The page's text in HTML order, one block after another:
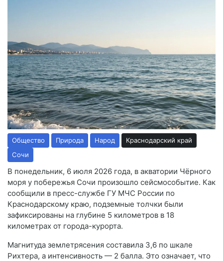
Общество Природа Народ
Краснодарский край
Сочи
В понедельник, 6 июля 2026 года, в акватории Чёрного
моря у побережья Сочи произошло сейсмособытие. Как
сообщили в пресс-службе ГУ МЧС России по
Краснодарскому краю, подземные толчки были
зафиксированы на глубине 5 километров в 18
километрах от города-курорта.
Магнитуда землетрясения составила 3,6 по шкале
Рихтера, а интенсивность — 2 балла. Это означает, что